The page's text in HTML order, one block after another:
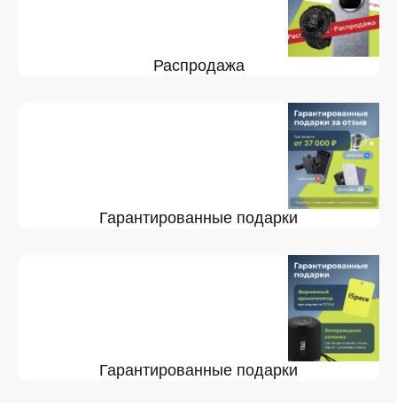
Распродажа
Гарантированные подарки
Гарантированные подарки